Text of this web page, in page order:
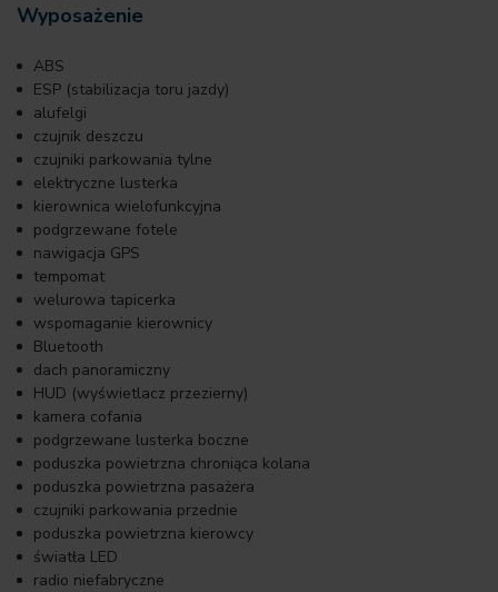
Wyposażenie
ABS
ESP (stabilizacja toru jazdy)
alufelgi
czujnik deszczu
czujniki parkowania tylne
elektryczne lusterka
kierownica wielofunkcyjna
podgrzewane fotele
nawigacja GPS
tempomat
welurowa tapicerka
wspomaganie kierownicy
Bluetooth
dach panoramiczny
HUD (wyświetlacz przezierny)
kamera cofania
podgrzewane lusterka boczne
poduszka powietrzna chroniąca kolana
poduszka powietrzna pasażera
czujniki parkowania przednie
poduszka powietrzna kierowcy
światła LED
radio niefabryczne